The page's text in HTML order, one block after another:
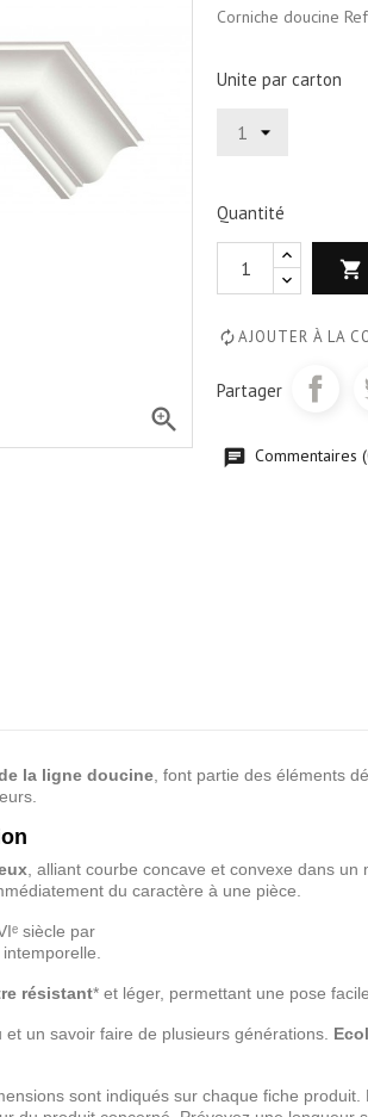

Corniche doucine
Unite par carton
Quantité

AJOUTER À LA
Partager
la ligne doucine , font partie des éléments
, alliant courbe concave et convexe dans un
du caractère à une pièce.
siècle par
résistant* et léger, permettant une pose
un savoir faire de plusieurs générations.
sont indiqués sur chaque fiche
Commentaires